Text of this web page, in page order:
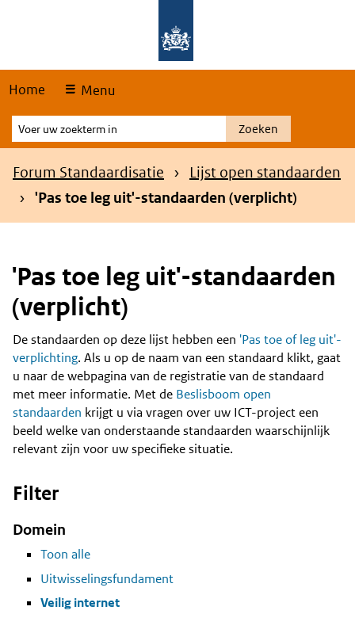
Home Menu
Voer
uw
zoekterm
Zoeken
Kruimelpad
Forum Standaardisatie
Lijst open standaarden
'Pas toe leg uit'-standaarden (verplicht)
'Pas toe leg uit'-standaarden
(verplicht)
Content
De standaarden op deze lijst hebben een 'Pas toe of leg uit'-
verplichting. Als u op de naam van een standaard klikt, gaat
u naar de webpagina van de registratie van de standaard
met meer informatie. Met de Beslisboom open
standaarden krijgt u via vragen over uw ICT-project een
beeld welke van onderstaande standaarden waarschijnlijk
relevant zijn voor uw specifieke situatie.
Filter
Domein
Toon alle
Uitwisselingsfundament
Veilig internet